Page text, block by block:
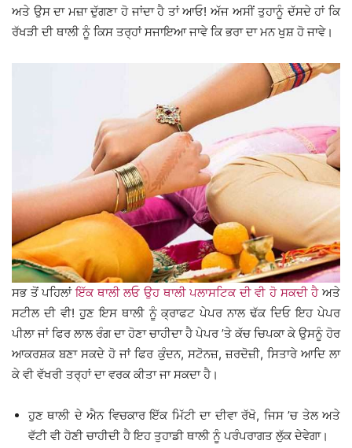
ਅਤੇ ਉਸ ਦਾ ਮਜ਼ਾ ਦੁੱਗਣਾ ਹੋ ਜਾਂਦਾ ਹੈ ਤਾਂ ਆਓ! ਅੱਜ ਅਸੀਂ ਤੁਹਾਨੂੰ ਦੱਸਦੇ ਹਾਂ ਕਿ
ਰੱਖੜੀ ਦੀ ਥਾਲੀ ਨੂੰ ਕਿਸ ਤਰ੍ਹਾਂ ਸਜਾਇਆ ਜਾਵੇ ਕਿ ਭਰਾ ਦਾ ਮਨ ਖੁਸ਼ ਹੋ ਜਾਵੇ।
ਸਭ ਤੋਂ ਪਹਿਲਾਂਇੱਕ ਥਾਲੀ ਲਓ ਉਹ ਥਾਲੀ ਪਲਾਸਟਿਕ ਦੀ ਵੀ ਹੋ ਸਕਦੀ ਹੈਅਤੇ
ਸਟੀਲ ਦੀ ਵੀ! ਹੁਣ ਇਸ ਥਾਲੀ ਨੂੰ ਕ੍ਰਾਫਟ ਪੇਪਰ ਨਾਲ ਢੱਕ ਦਿਓ ਇਹ ਪੇਪਰ
ਪੀਲਾ ਜਾਂ ਫਿਰ ਲਾਲ ਰੰਗ ਦਾ ਹੋਣਾ ਚਾਹੀਦਾ ਹੈ ਪੇਪਰ ’ਤੇ ਕੱਚ ਚਿਪਕਾ ਕੇ ਉਸਨੂੰ ਹੋਰ
ਆਕਰਸ਼ਕ ਬਣਾ ਸਕਦੇ ਹੋ ਜਾਂ ਫਿਰ ਕੁੰਦਨ, ਸਟੋਨਜ਼, ਜ਼ਰਦੋਜ਼ੀ, ਸਿਤਾਰੇ ਆਦਿ ਲਾ
ਕੇ ਵੀ ਵੱਖਰੀ ਤਰ੍ਹਾਂ ਦਾ ਵਰਕ ਕੀਤਾ ਜਾ ਸਕਦਾ ਹੈ।
ਹੁਣ ਥਾਲੀ ਦੇ ਐਨ ਵਿਚਕਾਰ ਇੱਕ ਮਿੱਟੀ ਦਾ ਦੀਵਾ ਰੱਖੋ, ਜਿਸ ’ਚ ਤੇਲ ਅਤੇ
ਵੱਟੀ ਵੀ ਹੋਣੀ ਚਾਹੀਦੀ ਹੈ ਇਹ ਤੁਹਾਡੀ ਥਾਲੀ ਨੂੰ ਪਰੰਪਰਾਗਤ ਲੁੱਕ ਦੇਵੇਗਾ।